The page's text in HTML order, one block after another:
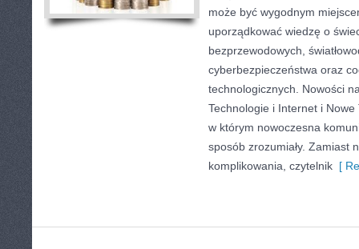
może być wygodnym
uporządkować wiedzę o
bezprzewodowych,
cyberbezpieczeństwa oraz
technologicznych. Nowości
Technologie i Internet i
w którym nowoczesna
sposób zrozumiały. Zamiast
komplikowania, czytelnik [